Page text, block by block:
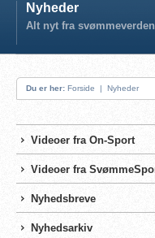
Nyheder
Alt nyt fra
Du er her: Forside | Nyheder
Videoer fra On-Sport
Videoer fra
Nyhedsbreve
Nyhedsarkiv